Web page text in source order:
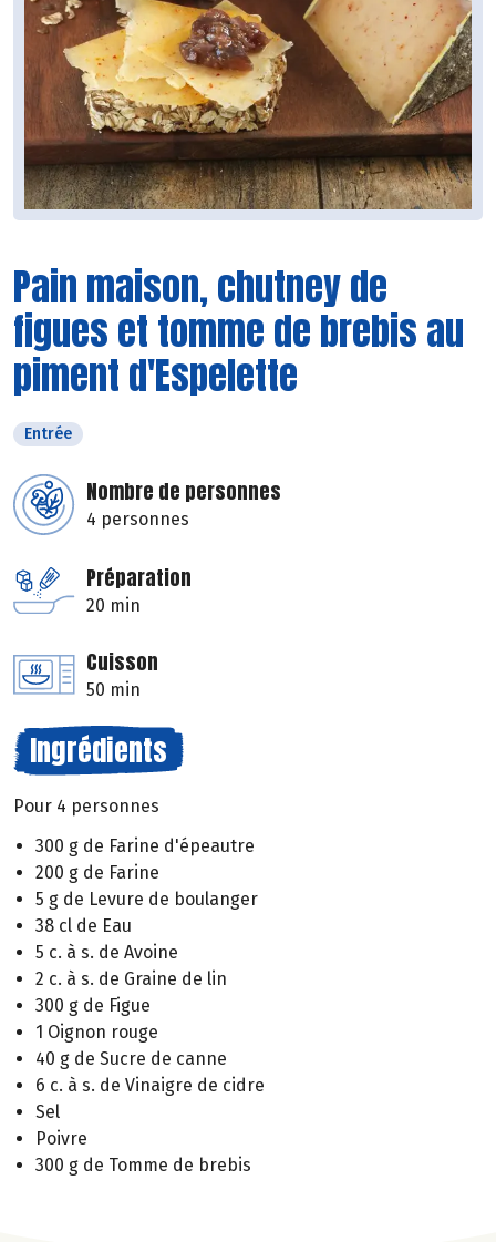
Pain maison, chutney de
figues et tomme de brebis au
piment d'Espelette
Entrée
Nombre de personnes
4 personnes
Préparation
20 min
Cuisson
50 min
Ingrédients
Pour 4 personnes
300 g de Farine d'épeautre
200 g de Farine
5 g de Levure de boulanger
38 cl de Eau
5 c. à s. de Avoine
2 c. à s. de Graine de lin
300 g de Figue
1 Oignon rouge
40 g de Sucre de canne
6 c. à s. de Vinaigre de cidre
Sel
Poivre
300 g de Tomme de brebis